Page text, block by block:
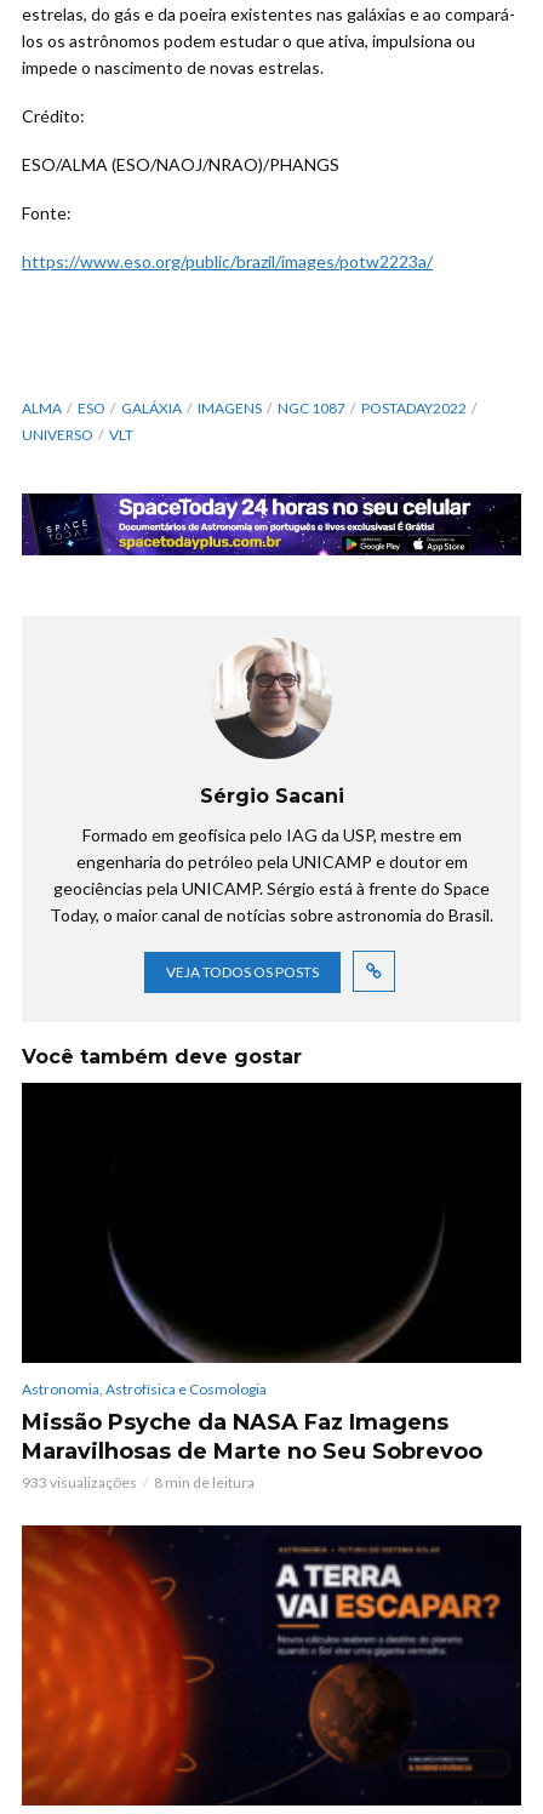
estrelas, do gás e da poeira existentes nas galáxias e ao compará-
los os astrônomos podem estudar o que ativa, impulsiona ou
impede o nascimento de novas estrelas.
Crédito:
ESO/ALMA (ESO/NAOJ/NRAO)/PHANGS
Fonte:
https://www.eso.org/public/brazil/images/potw2223a/
ALMA ESO GALÁXIA IMAGENS NGC 1087
POSTADAY2022
UNIVERSO
VLT
Sérgio Sacani
Formado em geofísica pelo IAG da USP, mestre em
engenharia do petróleo pela UNICAMP e doutor em
geociências pela UNICAMP. Sérgio está à frente do Space
Today, o maior canal de notícias sobre astronomia do Brasil.
VEJA TODOS OS POSTS
Você também deve gostar
Astronomia, Astrofísica e Cosmologia
Missão Psyche da NASA Faz Imagens
Maravilhosas de Marte no Seu Sobrevoo
933 visualizações 8 min de leitura